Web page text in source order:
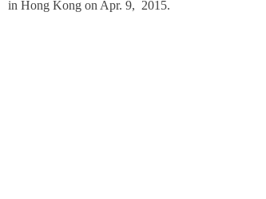
in Hong Kong on Apr. 9, 2015.